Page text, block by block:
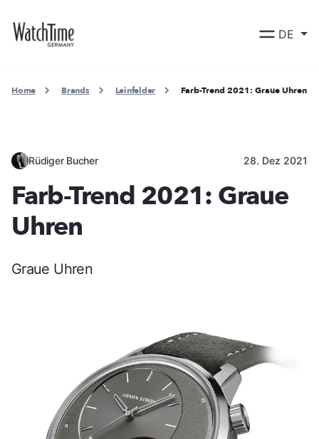
DE
Home Brands Leinfelder Farb-Trend 2021: Graue Uhren
Rüdiger Bucher 28. Dez 2021
Farb-Trend 2021: Graue
Uhren
Graue Uhren